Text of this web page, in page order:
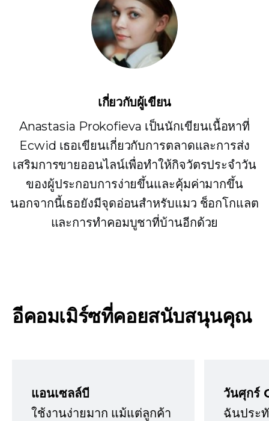
เกี่ยวกับผู้เขียน
Anastasia Prokofieva เป็นนักเขียนเนื้อหาที่
Ecwid เธอเขียนเกี่ยวกับการตลาดและการส่ง
เสริมการขายออนไลน์เพื่อทำให้กิจวัตรประจำวัน
ของผู้ประกอบการง่ายขึ้นและคุ้มค่ามากขึ้น
นอกจากนี้เธอยังมีจุดอ่อนสำหรับแมว ช็อกโกแลต
และการทำคอมบูชาที่บ้านอีกด้วย
อีคอมเมิร์ซที่คอยสนับสนุนคุณ
แอนเซลล์บี
ใช้งานง่ายมาก แม้แต่ลูกค้า
วันศุกร์
ฉันประ